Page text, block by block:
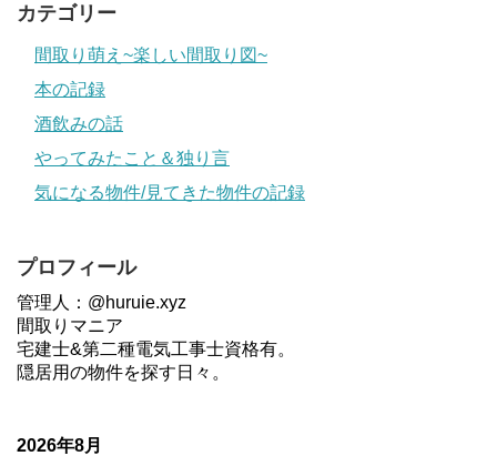
カテゴリー
間取り萌え~楽しい間取り図~
本の記録
酒飲みの話
やってみたこと＆独り言
気になる物件/見てきた物件の記録
プロフィール
管理人：@huruie.xyz
間取りマニア
宅建士&第二種電気工事士資格有。
隠居用の物件を探す日々。
2026年8月